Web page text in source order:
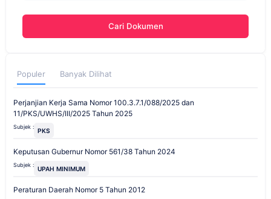
Cari Dokumen
Populer Banyak Dilihat
Perjanjian Kerja Sama Nomor 100.3.7.1/088/2025 dan
11/PKS/UWHS/III/2025 Tahun 2025
Subjek : PKS
Keputusan Gubernur Nomor 561/38 Tahun 2024
Subjek : UPAH MINIMUM
Peraturan Daerah Nomor 5 Tahun 2012